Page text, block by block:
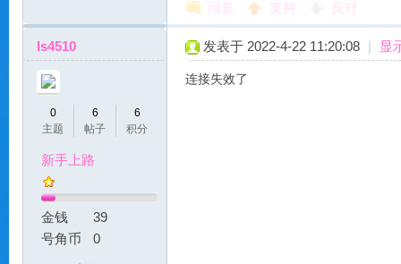
回复 支持 反对
ls4510
0
主题
6
帖子
6
积分
新手上路
金钱
39
号角币
0
发表于 2022-4-22 11:20:08 | 显
连接失效了